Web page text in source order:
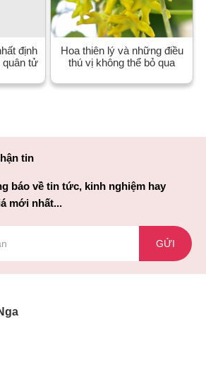
định
quân tử
Hoa thiên lý và những điều
thú vị không thể bỏ qua
tin
báo về tin tức, kinh nghiệm hay
mới nhất...
GỬI